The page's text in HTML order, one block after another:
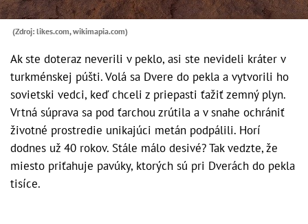
(Zdroj: likes.com, wikimapia.com)
Ak ste doteraz neverili v peklo, asi ste nevideli kráter v
turkménskej púšti. Volá sa Dvere do pekla a vytvorili ho
sovietski vedci, keď chceli z priepasti ťažiť zemný plyn.
Vrtná súprava sa pod ťarchou zrútila a v snahe ochrániť
životné prostredie unikajúci metán podpálili. Horí
dodnes už 40 rokov. Stále málo desivé? Tak vedzte, že
miesto priťahuje pavúky, ktorých sú pri Dverách do pekla
tisíce.